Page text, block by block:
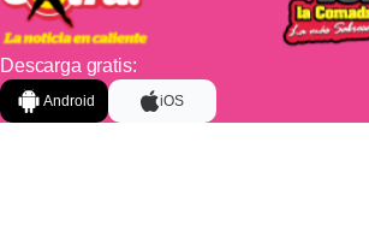
Descarga gratis:
Android iOS